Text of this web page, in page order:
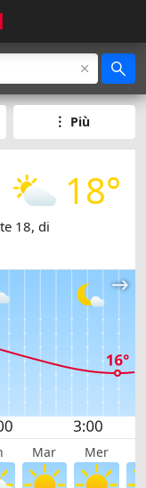
Più
18°
18, di
Mar Mer